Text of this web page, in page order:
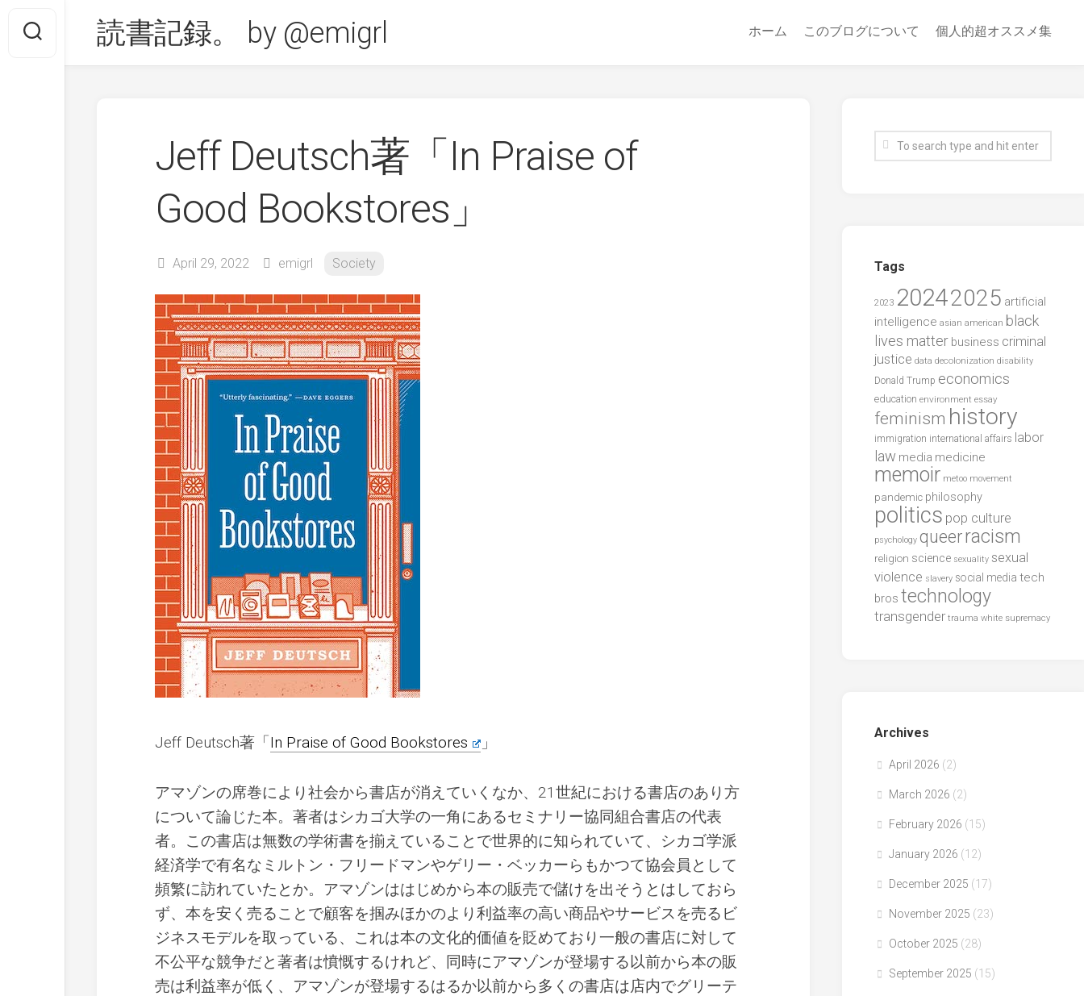
content
読書記録。 by @emigrl ホーム このブログについて 個人的超オススメ集
Jeff Deutsch著「In Praise of
Good Bookstores」
April 29, 2022 emigrl Society
Jeff Deutsch著「In Praise of Good Bookstores 」
アマゾンの席巻により社会から書店が消えていくなか、21世紀における書店のあり方
について論じた本。著者はシカゴ大学の一角にあるセミナリー協同組合書店の代表
者。この書店は無数の学術書を揃えていることで世界的に知られていて、シカゴ学派
経済学で有名なミルトン・フリードマンやゲリー・ベッカーらもかつて協会員として
頻繁に訪れていたとか。アマゾンははじめから本の販売で儲けを出そうとはしておら
ず、本を安く売ることで顧客を掴みほかのより利益率の高い商品やサービスを売るビ
ジネスモデルを取っている、これは本の文化的価値を貶めており一般の書店に対して
不公平な競争だと著者は憤慨するけれど、同時にアマゾンが登場する以前から本の販
売は利益率が低く、アマゾンが登場するはるか以前から多くの書店は店内でグリーテ
Tags
2023 20242025 artificial
intelligence asian american black
lives matter business criminal
justice data decolonization disability
Donald Trump economics
education environment essay
feminism history
immigration international affairs labor
law media medicine
memoir metoo movement
pandemic philosophy
politics pop culture
psychology queerracism
religion science sexuality sexual
violence slavery social media tech
bros technology
transgender trauma white supremacy
Archives
April 2026 (2)
March 2026 (2)
February 2026 (15)
January 2026 (12)
December 2025 (17)
November 2025 (23)
October 2025 (28)
September 2025 (15)